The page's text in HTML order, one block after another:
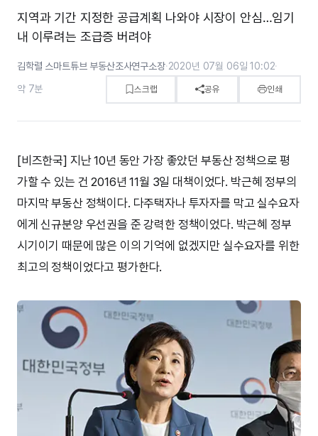
지역과 기간 지정한 공급계획 나와야 시장이 안심…임기
내 이루려는 조급증 버려야
김학렬 스마트튜브 부동산조사연구소장·2020년 07월 06일 10:02·
약 7분 스크랩 공유 인쇄
[비즈한국] 지난 10년 동안 가장 좋았던 부동산 정책으로 평
가할 수 있는 건 2016년 11월 3일 대책이었다. 박근혜 정부의
마지막 부동산 정책이다. 다주택자나 투자자를 막고 실수요자
에게 신규분양 우선권을 준 강력한 정책이었다. 박근혜 정부
시기이기 때문에 많은 이의 기억에 없겠지만 실수요자를 위한
최고의 정책이었다고 평가한다.